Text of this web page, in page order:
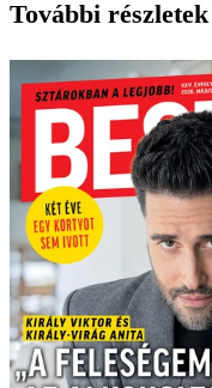
További